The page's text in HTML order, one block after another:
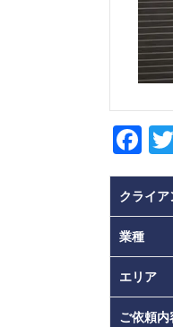
クライア
業種
エリア
ご依頼内